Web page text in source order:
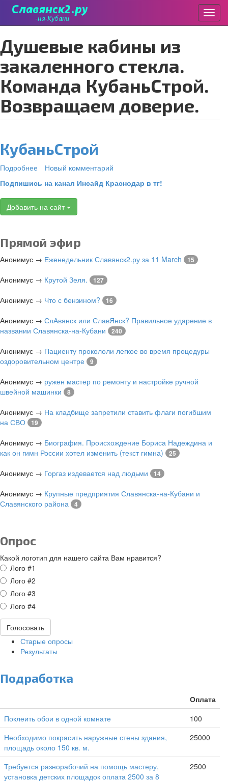
основному
содержанию
душевые кабины из
закаленного стекла.
Команда КубаньСтрой.
Возвращаем доверие.
КубаньСтрой
Подробнее
Новый комментарий
Подпишись на канал Инсайд Краснодар в тг!
Добавить на сайт
Прямой эфир
Анонимус → Еженедельник Славянск2.ру за 11 March 15
Анонимус → Крутой Зеля. 127
Анонимус → Что с бензином? 16
Анонимус → СлАвянск или СлавЯнск? Правильное ударение в
названии Славянска-на-Кубани
240
Анонимус → Пациенту прокололи легкое во время процедуры
оздоровительном центре
9
Анонимус → ружен мастер по ремонту и настройке ручной
швейной машинки
8
Анонимус → На кладбище запретили ставить флаги погибшим
на СВО
19
Анонимус → Биография. Происхождение Бориса Надеждина и
как он гимн России хотел изменить (текст гимна)
25
Анонимус → Горгаз издевается над людьми 14
Анонимус → Крупные предприятия Славянска-на-Кубани и
Славянского района
4
Опрос
Какой логотип для нашего сайта Вам нравится?
Варианты
Лого #1
Лого #2
Лого #3
Лого #4
Голосовать
Старые опросы
Результаты
Подработка
Оплата
Поклеить обои в одной комнате
100
Необходимо покрасить наружные стены здания,
площадь около 150 кв. м.
25000
Требуется разнорабочий на помощь мастеру,
установка детских площадок оплата 2500 за 8
2500